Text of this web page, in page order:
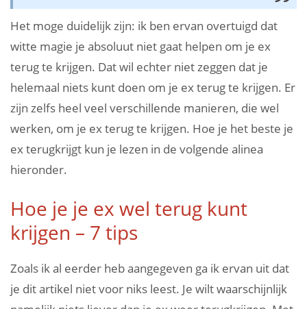
Het moge duidelijk zijn: ik ben ervan overtuigd dat
witte magie je absoluut niet gaat helpen om je ex
terug te krijgen. Dat wil echter niet zeggen dat je
helemaal niets kunt doen om je ex terug te krijgen. Er
zijn zelfs heel veel verschillende manieren, die wel
werken, om je ex terug te krijgen. Hoe je het beste je
ex terugkrijgt kun je lezen in de volgende alinea
hieronder.
Hoe je je ex wel terug kunt
krijgen – 7 tips
Zoals ik al eerder heb aangegeven ga ik ervan uit dat
je dit artikel niet voor niks leest. Je wilt waarschijnlijk